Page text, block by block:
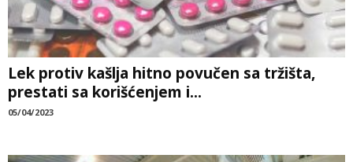
Lek protiv kašlja hitno povučen sa tržišta,
prestati sa korišćenjem i...
05/04/2023